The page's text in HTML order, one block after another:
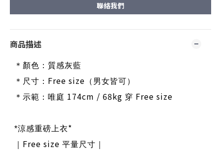
聯絡我們
商品描述
＊顏色：質感灰藍
＊尺寸： Free size （男女皆可）
＊示範：唯庭 174cm / 68kg 穿 Free size
*涼感重磅上衣*
Free size 平量尺寸｜